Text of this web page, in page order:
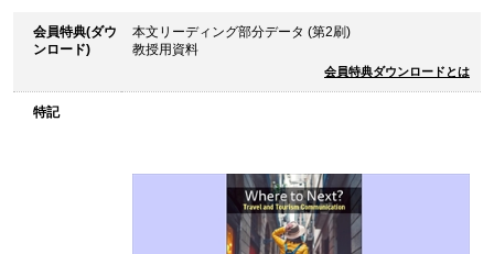
会員特典(ダウ
ンロード)
本文リーディング部分データ (第2刷)
教授用資料
会員特典ダウンロードとは
特記